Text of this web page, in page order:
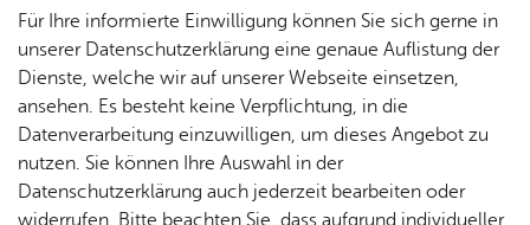
Rat­
haus &
Bür­
ger­
ser­vice
Rat­
häu­ser
& Orts­
Nach­
rich­
ten,
Vi­de­os
& Bil­
der
Me­di­
en­in­
Jobs
Stel­
len­an­
ge­bo­te
Aus­bil­
dung &
Stu­di­
Bauen
& Um­
welt
Geo­
da­ten
& 3D-
Ge­
sund­
heit &
kum
Abonnieren Sie unseren Newsletter – und Sie
sind jederzeit auf dem Laufenden!
News­let­ter Stadt Fried­richs­ha­fen
Für Ihre informierte Einwilligung können Sie sich gerne in
unserer Datenschutzerklärung eine genaue Auflistung der
Dienste, welche wir auf unserer Webseite einsetzen,
ansehen. Es besteht keine Verpflichtung, in die
Datenverarbeitung einzuwilligen, um dieses Angebot zu
nutzen. Sie können Ihre Auswahl in der
Datenschutzerklärung auch jederzeit bearbeiten oder
widerrufen. Bitte beachten Sie, dass aufgrund individueller